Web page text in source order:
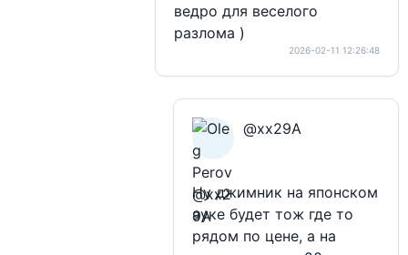
ведро для веселого
разлома )
2026-02-11 12:26:48
@xx29A
Ну джимник на японском
ауке будет тож где то
рядом по цене, а на